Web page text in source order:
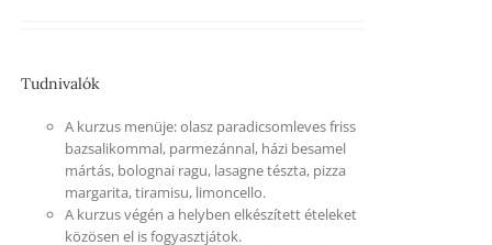
Tudnivalók
A kurzus menüje: olasz paradicsomleves friss
bazsalikommal, parmezánnal, házi besamel
mártás, bolognai ragu, lasagne tészta, pizza
margarita, tiramisu, limoncello.
A kurzus végén a helyben elkészített ételeket
közösen el is fogyasztjátok.